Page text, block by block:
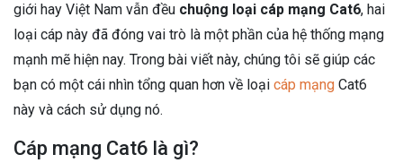
giới hay Việt Nam vẫn đều chuộng loại cáp mạng Cat6, hai
loại cáp này đã đóng vai trò là một phần của hệ thống mạng
mạnh mẽ hiện nay. Trong bài viết này, chúng tôi sẽ giúp các
bạn có một cái nhìn tổng quan hơn về loại cáp mạng Cat6
này và cách sử dụng nó.
Cáp mạng Cat6 là gì?